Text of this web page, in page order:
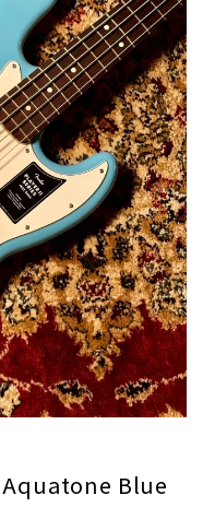
Aquatone Blue